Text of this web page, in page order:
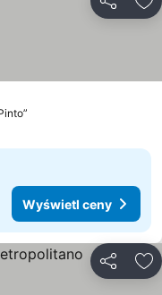
Wyświetl ceny